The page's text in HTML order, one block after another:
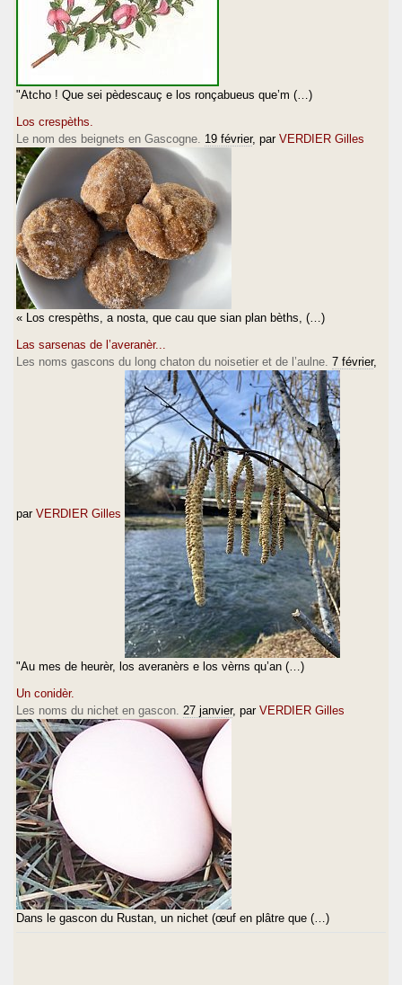
"Atcho ! Que sei pèdescauç e los ronçabueus que’m (…)
Los crespèths.
Le nom des beignets en Gascogne. 19 février, par VERDIER Gilles
« Los crespèths, a nosta, que cau que sian plan bèths, (…)
Las sarsenas de l’averanèr...
Les noms gascons du long chaton du noisetier et de l’aulne. 7 février,
par VERDIER Gilles
"Au mes de heurèr, los averanèrs e los vèrns qu’an (…)
Un conidèr.
Les noms du nichet en gascon. 27 janvier, par VERDIER Gilles
Dans le gascon du Rustan, un nichet (œuf en plâtre que (…)